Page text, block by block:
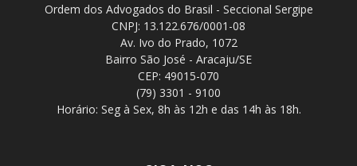
Ordem dos Advogados do Brasil - Seccional Sergipe
CNPJ: 13.122.676/0001-08
Av. Ivo do Prado, 1072
Bairro São José - Aracaju/SE
CEP: 49015-070
(79) 3301 - 9100
Horário: Seg à Sex, 8h às 12h e das 14h às 18h.